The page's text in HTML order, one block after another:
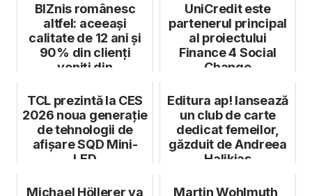
BIZnis românesc
altfel: aceeași
calitate de 12 ani și
90% din clienți
veniți din
UniCredit este
partenerul principal
al proiectului
Finance 4 Social
Change
TCL prezintă la CES
2026 noua generație
de tehnologii de
afișare SQD Mini-
LED
Editura ap! lansează
un club de carte
dedicat femeilor,
găzduit de Andreea
Halikias
Michael Höllerer va
Martin Wohlmuth,